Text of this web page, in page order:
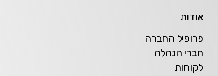
אודות
פרופיל החברה
חברי הנהלה
לקוחות